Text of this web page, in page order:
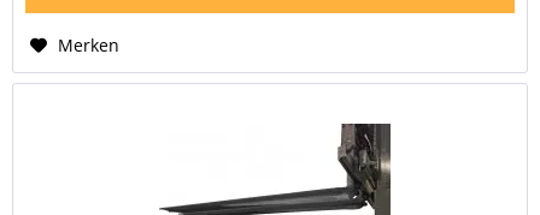
Merken